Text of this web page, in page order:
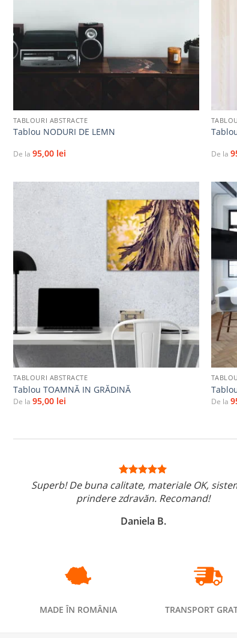
TABLOURI ABSTRACTE
Tablou NODURI DE LEMN
De la 95,00 lei De la
Adaugă
la
favorite
TABLOURI ABSTRACTE
Tablou TOAMNĂ IN GRĂDINĂ
De la 95,00 lei De la
Superb! De buna calitate, materiale OK,
prindere zdravăn. Recomand!
Daniela B.
MADE ÎN ROMÂNIA TRANSPORT